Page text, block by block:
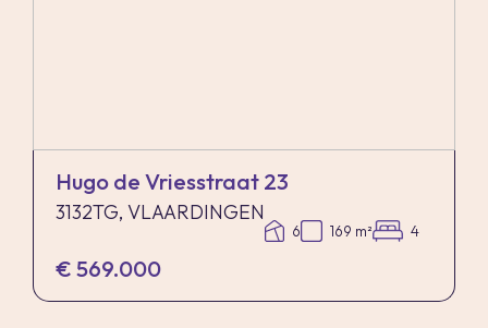
Hugo de Vriesstraat 23
3132TG, VLAARDINGEN
6 169 m² 4
€ 569.000